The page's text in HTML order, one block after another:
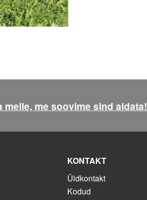
meile, me soovime sind aidata!
KONTAKT
Üldkontakt
Kodud